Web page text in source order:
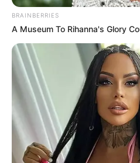
BRAINBERRIES
A Museum To Rihanna's Glory